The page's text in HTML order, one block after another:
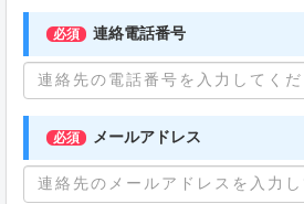
必須 連絡電話番号
必須 メールアドレス